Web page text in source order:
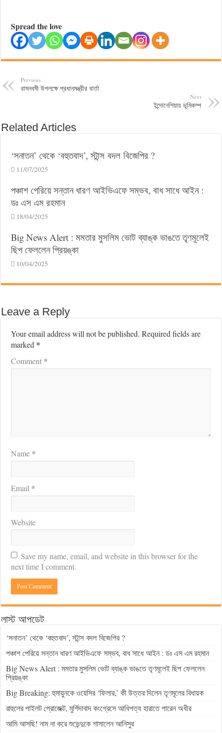
Spread the love
Previous
রামনবমী উপলক্ষে প্রধানমন্ত্রীর বার্তা
Next
ইন্দোনেশিয়ায় ভূমিকম্প
Related Articles
‘সনাতন’ থেকে ‘বহুতবাদ’, স্টান্স বদল বিজেপির ?
11/07/2025
পঞ্চাশ পেরিয়ে সন্তান ধারণ আইভিএফে সম্ভব, বাধ সাধে আইন :
ডঃ এস এম রহমান
18/04/2025
Big News Alert : মমতার মুসলিম ভোট ব্যাঙ্ক ভাঙতে তৃণমূলেই
ছিপ ফেললেন প্রিয়ঙ্কা
10/04/2025
Leave a Reply
Your email address will not be published. Required fields are
marked *
Comment *
Name *
Email *
Website
Save my name, email, and website in this browser for the
next time I comment.
লাস্ট আপডেট
‘সনাতন’ থেকে ‘বহুতবাদ’, স্টান্স বদল বিজেপির ?
পঞ্চাশ পেরিয়ে সন্তান ধারণ আইভিএফে সম্ভব, বাধ সাধে আইন : ডঃ এস এম রহমান
Big News Alert : মমতার মুসলিম ভোট ব্যাঙ্ক ভাঙতে তৃণমূলেই ছিপ ফেললেন
প্রিয়ঙ্কা
Big Breaking: হুমায়ুনকে ওয়েসির ‘ফিলার,’ কী উত্তর দিলেন তৃণমূলের বিধায়ক
রাহুলের পাইলট প্রোজেক্ট, মুর্শিদাবাদ কংগ্রেসে আধিপত্য হারাতে পারেন অধীর
আমি আসছি! নাম না করে শুভেন্দুকে শাসালেন আনিসুর